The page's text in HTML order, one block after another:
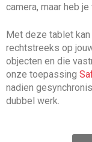
camera, maar heb je
Met deze tablet
rechtstreeks op
objecten en die
onze toepassing
nadien
dubbel werk.